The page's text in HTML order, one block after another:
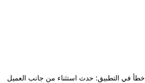
خطأ في التطبيق: حدث استثناء من جانب العميل